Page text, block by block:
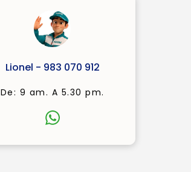
Lionel - 983 070 912
De: 9 am. A 5.30 pm.